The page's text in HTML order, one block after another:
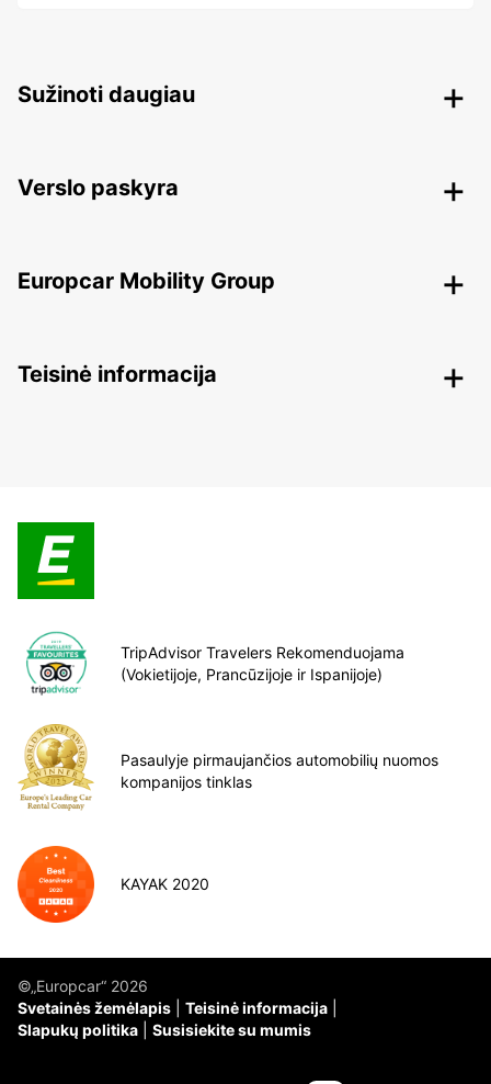
Sužinoti daugiau
Verslo paskyra
Europcar Mobility Group
Teisinė informacija
TripAdvisor Travelers Rekomenduojama
(Vokietijoje, Prancūzijoje ir Ispanijoje)
Pasaulyje pirmaujančios automobilių nuomos
kompanijos tinklas
KAYAK 2020
©„Europcar“ 2026
Svetainės žemėlapis
Teisinė informacija
Slapukų politika
Susisiekite su mumis